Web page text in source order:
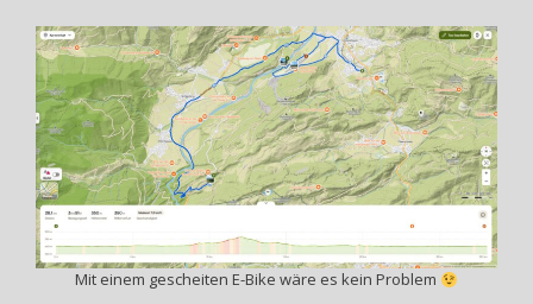
Mit einem gescheiten E-Bike wäre es kein Problem